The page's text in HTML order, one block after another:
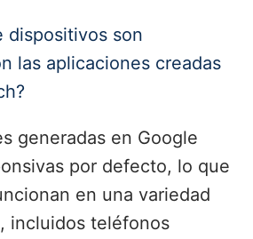
dispositivos son
las aplicaciones creadas
generadas en Google
por defecto, lo que
en una variedad
incluidos teléfonos